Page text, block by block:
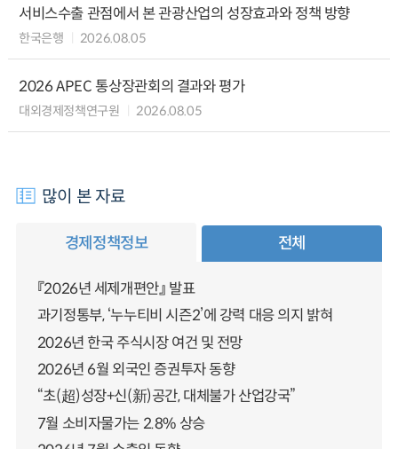
서비스수출 관점에서 본 관광산업의 성장효과와 정책 방향
한국은행 2026.08.05
2026 APEC 통상장관회의 결과와 평가
대외경제정책연구원 2026.08.05
많이 본 자료
경제정책정보 전체
『2026년 세제개편안』 발표
과기정통부, ‘누누티비 시즌2’에 강력 대응 의지 밝혀
2026년 한국 주식시장 여건 및 전망
2026년 6월 외국인 증권투자 동향
“초(超)성장+신(新)공간, 대체불가 산업강국”
7월 소비자물가는 2.8% 상승